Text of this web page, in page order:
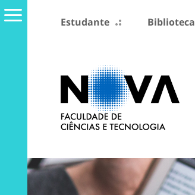
Estudante Biblioteca